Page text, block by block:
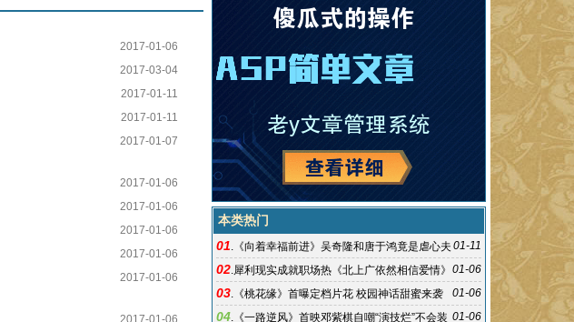
2017-01-06
2017-03-04
2017-01-11
2017-01-11
2017-01-07
2017-01-06
2017-01-06
2017-01-06
2017-01-06
2017-01-06
2017-01-06
本类热门
01-11
01
《向着幸福前进》吴奇隆和唐于鸿竟是虐心夫
妇
01-06
02 犀利现实成就职场热《北上广依然相信爱情》
收官
01-06
03
《桃花缘》首曝定档片花 校园神话甜蜜来袭
01-06
04
《一路逆风》首映邓紫棋自嘲“演技烂”不会装